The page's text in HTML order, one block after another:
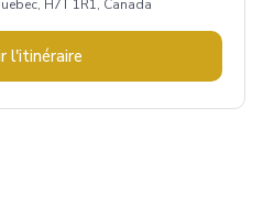
H7T 1R1, Canada
l'itinéraire